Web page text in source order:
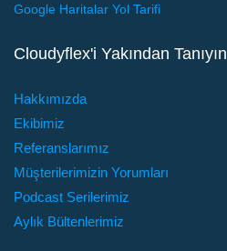
Google Haritalar Yol Tarifi
Cloudyflex'i Yakından Tanıyın
Hakkımızda
Ekibimiz
Referanslarımız
Müşterilerimizin Yorumları
Podcast Serilerimiz
Aylık Bültenlerimiz